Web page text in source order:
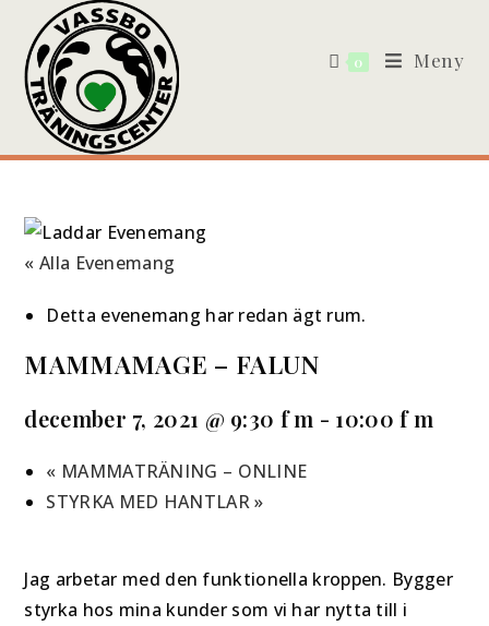
0 Meny
« Alla Evenemang
Detta evenemang har redan ägt rum.
MAMMAMAGE – FALUN
december 7, 2021 @ 9:30 f m - 10:00 f m
« MAMMATRÄNING – ONLINE
STYRKA MED HANTLAR»
Jag arbetar med den funktionella kroppen. Bygger
styrka hos mina kunder som vi har nytta till i